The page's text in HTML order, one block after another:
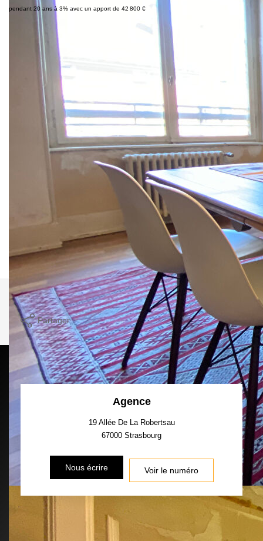
EXTRANET GESTION
pendant 20 ans à 3% avec un apport de 42 800 €
Description
Réf : JPB1922
EXCLUSIVITE FORTISSIMMO : STRASBOURG
Boulevard Clemenceau : En étage avec ascenseur, venez
découvrir cet appartement 4 Pièces de 86,44m² carrez
(entrée, salon, séjour, 2 chambres, cuisine équipée +
balcon, SDB avec WC) situé dans un immeuble du début
Appartement traversant avec cachet.
Cuisine et SDB déjà rénovés. Travaux à prévoir.
Chauffage collectif inclu dans les charges.
Votre contact M. BECKER 06.30.01.67.75
Nos honoraires Nous contacter
Imprimer
Partager Calculer mon budget
Agence
19 Allée De La Robertsau
67000 Strasbourg
Nous écrire Voir le numéro